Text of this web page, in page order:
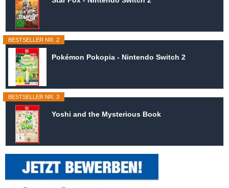
BESTSELLER NR. 2
Pokémon Pokopia - Nintendo Switch 2
BESTSELLER NR. 3
Yoshi and the Mysterious Book